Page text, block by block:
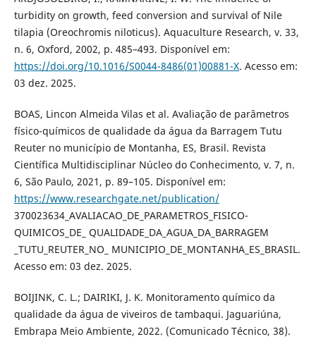
turbidity on growth, feed conversion and survival of Nile
tilapia (Oreochromis niloticus). Aquaculture Research, v. 33,
n. 6, Oxford, 2002, p. 485–493. Disponível em:
https://doi.org/10.1016/S0044-8486(01)00881-X. Acesso em:
03 dez. 2025.
BOAS, Lincon Almeida Vilas et al. Avaliação de parâmetros
físico-químicos de qualidade da água da Barragem Tutu
Reuter no município de Montanha, ES, Brasil. Revista
Científica Multidisciplinar Núcleo do Conhecimento, v. 7, n.
6, São Paulo, 2021, p. 89–105. Disponível em:
https://www.researchgate.net/publication/
370023634_AVALIACAO_DE_PARAMETROS_FISICO-
QUIMICOS_DE_ QUALIDADE_DA_AGUA_DA_BARRAGEM
_TUTU_REUTER_NO_ MUNICIPIO_DE_MONTANHA_ES_BRASIL.
Acesso em: 03 dez. 2025.
BOIJINK, C. L.; DAIRIKI, J. K. Monitoramento químico da
qualidade da água de viveiros de tambaqui. Jaguariúna,
Embrapa Meio Ambiente, 2022. (Comunicado Técnico, 38).